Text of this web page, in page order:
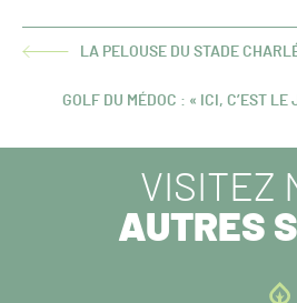
ARTICLE LA PELOUSE DU STADE
ARTICLE
GOLF DU MÉDOC : « ICI, C’EST LE
VISITEZ
AUTRES